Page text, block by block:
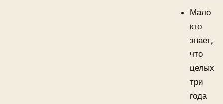
Мало
кто
знает,
что
целых
три
года